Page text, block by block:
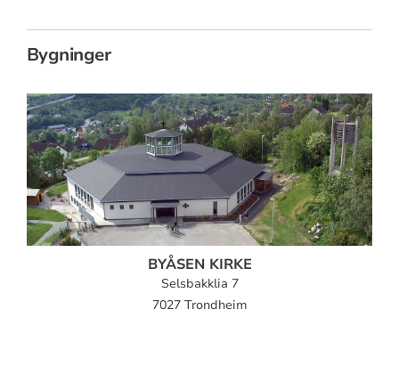
Bygninger
BYÅSEN KIRKE
Selsbakklia 7
7027 Trondheim